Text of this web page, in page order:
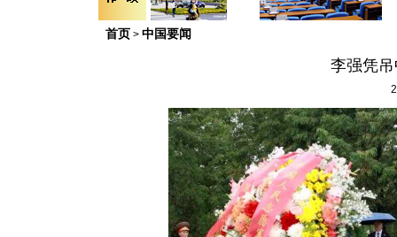
首页 > 中国要闻
李强凭